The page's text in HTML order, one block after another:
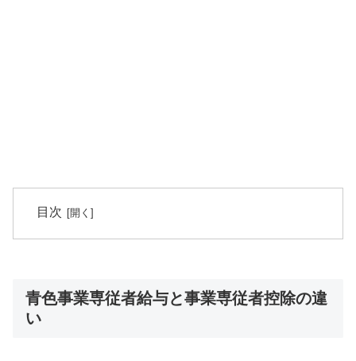
目次
青色事業専従者給与と事業専従者控除の違
い